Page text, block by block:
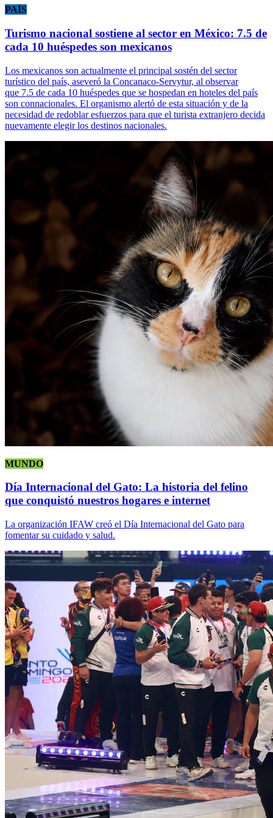
PAÍS
Turismo nacional sostiene al sector en México: 7.5 de
cada 10 huéspedes son mexicanos
Los mexicanos son actualmente el principal sostén del sector
turístico del país, aseveró la Concanaco-Servytur, al observar
que 7.5 de cada 10 huéspedes que se hospedan en hoteles del país
son connacionales. El organismo alertó de esta situación y de la
necesidad de redoblar esfuerzos para que el turista extranjero decida
nuevamente elegir los destinos nacionales.
MUNDO
Día Internacional del Gato: La historia del felino
que conquistó nuestros hogares e internet
La organización IFAW creó el Día Internacional del Gato para
fomentar su cuidado y salud.